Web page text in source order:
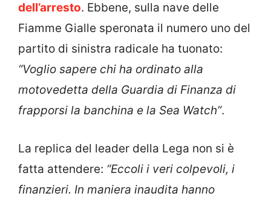
dell’arresto. Ebbene, sulla nave delle
Fiamme Gialle speronata il numero uno del
partito di sinistra radicale ha tuonato:
“Voglio sapere chi ha ordinato alla
motovedetta della Guardia di Finanza di
frapporsi la banchina e la Sea Watch”.
La replica del leader della Lega non si è
fatta attendere: “Eccoli i veri colpevoli, i
finanzieri. In maniera inaudita hanno